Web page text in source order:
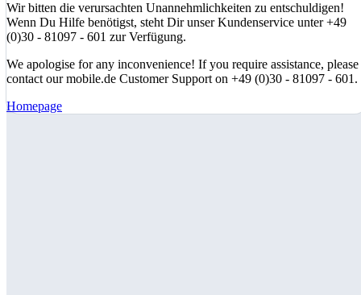
Wir bitten die verursachten Unannehmlichkeiten zu entschuldigen!
Wenn Du Hilfe benötigst, steht Dir unser Kundenservice unter +49
(0)30 - 81097 - 601 zur Verfügung.
We apologise for any inconvenience! If you require assistance, please
contact our mobile.de Customer Support on +49 (0)30 - 81097 - 601.
Homepage